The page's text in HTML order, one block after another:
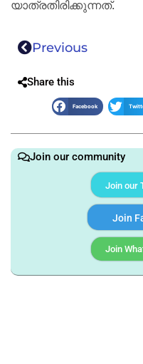
യാത്രതിരിക്കുന്നത്.
Previous
Share this
Facebook
Join our community
Join our
Join
Join